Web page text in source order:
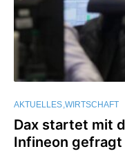
AKTUELLES WIRTSCHAFT
Dax startet mit
Infineon gefragt